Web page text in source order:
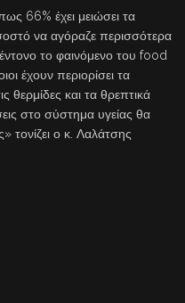
66% έχει μειώσει τα
να αγόραζε περισσότερα
το φαινόμενο του food
έχουν περιορίσει τα
θερμίδες και τα θρεπτικά
στο σύστημα υγείας θα
τονίζει ο κ. Λαλάτσης